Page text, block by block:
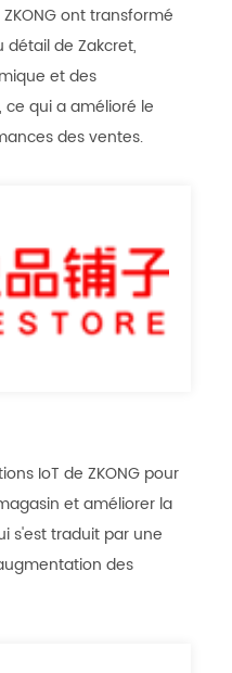
ont transformé
de Zakcret,
et des
qui a amélioré le
des ventes.
IoT de ZKONG pour
et améliorer la
s'est traduit par une
des